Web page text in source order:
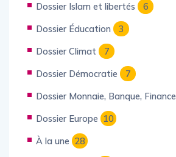
Dossier Islam et libertés
6
Dossier Éducation
3
Dossier Climat
7
Dossier Démocratie
7
Dossier Monnaie, Banque, Finance
Dossier Europe 10
À la une 28